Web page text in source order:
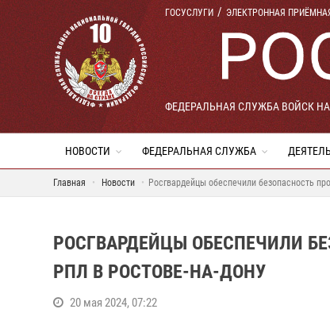
ГОСУСЛУГИ ЭЛЕКТРОННАЯ
ФЕДЕРАЛЬНАЯ СЛУЖБА ВОЙСК
НОВОСТИ ФЕДЕРАЛЬНАЯ СЛУЖБА
Главная Новости Росгвардейцы обеспечили безопасность
РОСГВАРДЕЙЦЫ ОБЕСПЕЧИЛИ
РПЛ В РОСТОВЕ-НА-ДОНУ
20 мая 2024, 07:22